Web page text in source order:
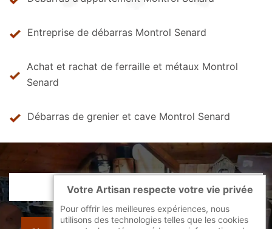
Entreprise de débarras Montrol Senard
Achat et rachat de ferraille et métaux Montrol
Senard
Débarras de grenier et cave Montrol Senard
indisponible
Votre Artisan respecte votre vie privée
Pour offrir les meilleures expériences, nous
utilisons des technologies telles que les cookies